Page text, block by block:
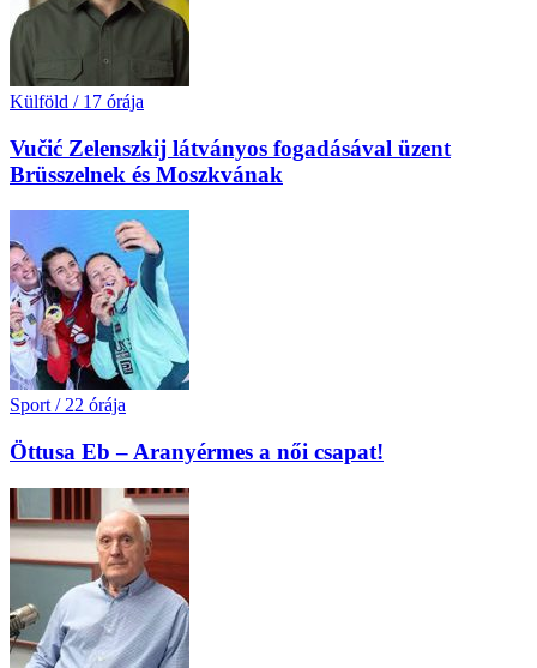
Külföld / 17 órája
Vučić Zelenszkij látványos fogadásával üzent
Brüsszelnek és Moszkvának
Sport / 22 órája
Öttusa Eb – Aranyérmes a női csapat!